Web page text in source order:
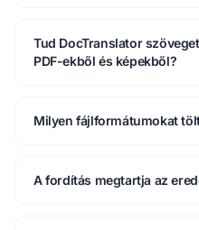
Tud DocTranslator
PDF-ekből és képekből?
Milyen fájlformátumokat
A fordítás megtartja az